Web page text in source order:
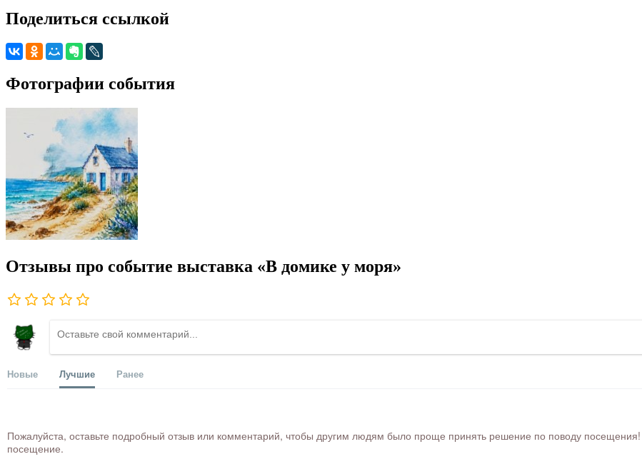
Поделиться ссылкой
Фотографии события
Отзывы про событие выставка «В домике у моря»
Новые Лучшие Ранее
Пожалуйста, оставьте подробный отзыв или комментарий, чтобы другим людям было проще принять решение по поводу посещения!
посещение.